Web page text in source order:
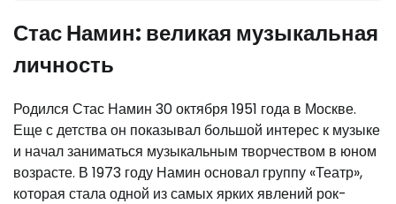
Стас Намин: великая музыкальная
личность
Родился Стас Намин 30 октября 1951 года в Москве.
Еще с детства он показывал большой интерес к музыке
и начал заниматься музыкальным творчеством в юном
возрасте. В 1973 году Намин основал группу «Театр»,
которая стала одной из самых ярких явлений рок-